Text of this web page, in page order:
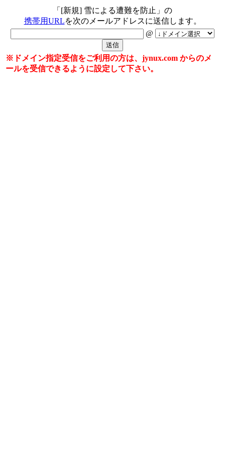
「[新規] 雪による遭難を防止」の
携帯用URLを次のメールアドレスに送信します。
@
※ドメイン指定受信をご利用の方は、jynux.com からのメ
ールを受信できるように設定して下さい。